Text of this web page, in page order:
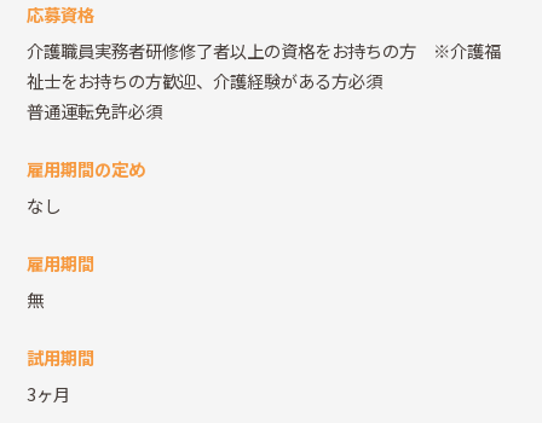
応募資格
介護職員実務者研修修了者以上の資格をお持ちの方 ※介護福
祉士をお持ちの方歓迎、介護経験がある方必須
普通運転免許必須
雇用期間の定め
なし
雇用期間
無
試用期間
3ヶ月